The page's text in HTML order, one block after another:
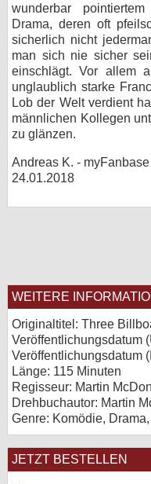
wunderbar
Drama, deren oft
sicherlich nicht
man sich nie sicher
einschlägt. Vor allem
unglaublich starke
Lob der Welt verdient
männlichen Kollegen
zu glänzen.
Andreas K. - myFanbase
24.01.2018
WEITERE
Originaltitel: Three
Veröffentlichungsdatum
Veröffentlichungsdatum (
Länge: 115 Minuten
Regisseur: Martin
Drehbuchautor: Martin
Genre: Komödie,
JETZT BESTELLEN